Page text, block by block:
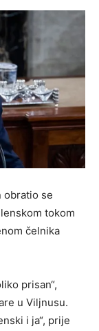
obratio se
tokom
čelnika
prisan“,
u Viljnusu.
i ja“, prije